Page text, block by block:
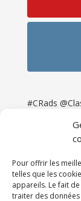
Pour offrir les
telles que les
appareils. Le fait
traiter des
#CRads